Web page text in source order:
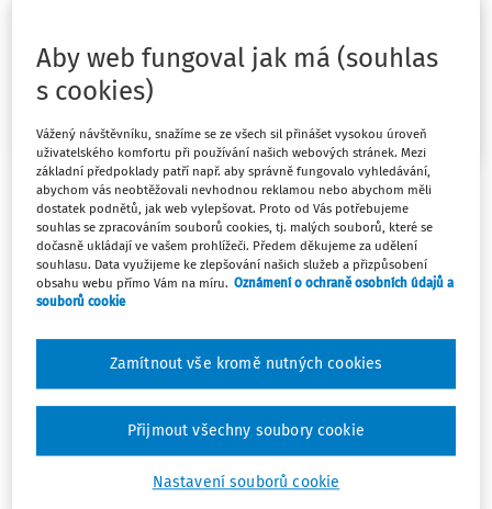
Mgr. Lucie Kyselová
EU-OSHA
Vydáno:3. 11. 2025
1 minuta čtení
Související dokumenty (2)
Evropská agentura pro BOZP (EU-OSHA) připravuje novou
kampaň Zdravé pracoviště 2026–2028 s
názvem Společně pro duševní zdraví v práci, která se
zaměří na duševní zdraví a psychosociální rizika při
práci v nových a opomíjených profesních skupinách,
odvětvích a oblastech. Nabídne také praktická řešení
Tato kampaň vychází z přesvědčení, že duševní zdraví
není jen osobní záležitostí jednotlivce, ale společnou
odpovědností nás všech – zaměstnanců, zaměstnavatelů,
manažerů, personalistů i širší společnosti. V době
rychlých změn, digitalizace, globalizace a zvyšujících se
Aby web fungoval jak má (souhlas
s cookies)
Vážený návštěvníku, snažíme se ze všech sil přinášet vysokou úroveň
uživatelského komfortu při používání našich webových stránek. Mezi
základní předpoklady patří např. aby správně fungovalo vyhledávání,
abychom vás neobtěžovali nevhodnou reklamou nebo abychom měli
dostatek podnětů, jak web vylepšovat. Proto od Vás potřebujeme
souhlas se zpracováním souborů cookies, tj. malých souborů, které se
dočasně ukládají ve vašem prohlížeči. Předem děkujeme za udělení
souhlasu. Data využijeme ke zlepšování našich služeb a přizpůsobení
obsahu webu přímo Vám na míru. Oznámení o ochraně osobních údajů a
souborů cookie
Nastavení souborů cookie
Zamítnout vše kromě nutných cookies
Přijmout všechny soubory cookie